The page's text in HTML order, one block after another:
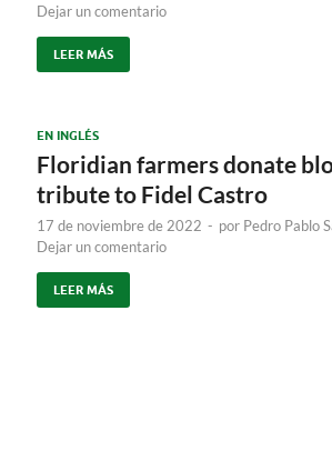
Dejar un comentario
LEER MÁS
EN INGLÉS
Floridian farmers donate
tribute to Fidel Castro
17 de noviembre de 2022 - por Pedro Pablo
Dejar un comentario
LEER MÁS